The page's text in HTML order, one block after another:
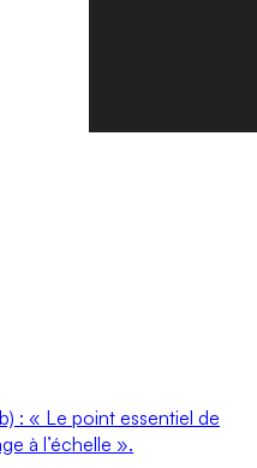
: « Le point essentiel de
à l’échelle ».